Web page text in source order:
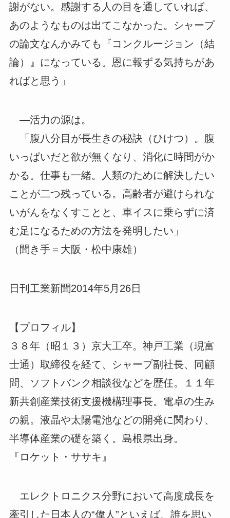
謝がない。感謝する人の目を通していれば、
あのようなものは出てこなかった。シャープ
の論文なんかみても『コンクルージョン（結
論）』になっている。恩に報ずる気持ちがあ
ればと思う」
―活力の源は。
「腹八分目が長生きの秘訣（ひけつ）。腹
いっぱいだと欲が無くなり、消化に時間がか
かる。仕事も一緒。人類のために解決したい
ことが二つ残っている。高齢者が避けられな
いがんをなくすことと、車イスに乗らずに済
む足になるための方法を発明したい」
（聞き手＝大阪・松中康雄）
日刊工業新聞2014年5月26日
【プロフィル】
３８年（昭１３）京大工卒。神戸工業（現富
士通）取締役を経て、シャープ副社長、同顧
問、ソフトバンク相談役などを歴任。１１年
新共創産業技術支援機構理事長。電卓の生み
の親。液晶や太陽電池などの開発に関わり、
半導体産業の礎を築く。島根県出身。
『ロケット・ササキ』
エレクトロニクス分野において高度成長を
牽引した日本人の“偉人”といえば、誰を思い